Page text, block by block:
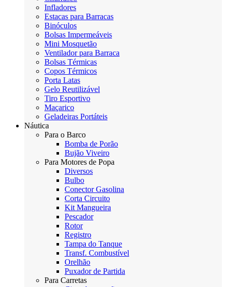
Infladores
Estacas para Barracas
Binóculos
Bolsas Impermeáveis
Mini Mosquetão
Ventilador para Barraca
Bolsas Térmicas
Copos Térmicos
Porta Latas
Gelo Reutilizável
Tiro Esportivo
Maçarico
Geladeiras Portáteis
Náutica
Para o Barco
Bomba de Porão
Bujão Viveiro
Para Motores de Popa
Diversos
Bulbo
Conector Gasolina
Corta Circuito
Kit Mangueira
Pescador
Rotor
Registro
Tampa do Tanque
Transf. Combustível
Orelhão
Puxador de Partida
Para Carretas